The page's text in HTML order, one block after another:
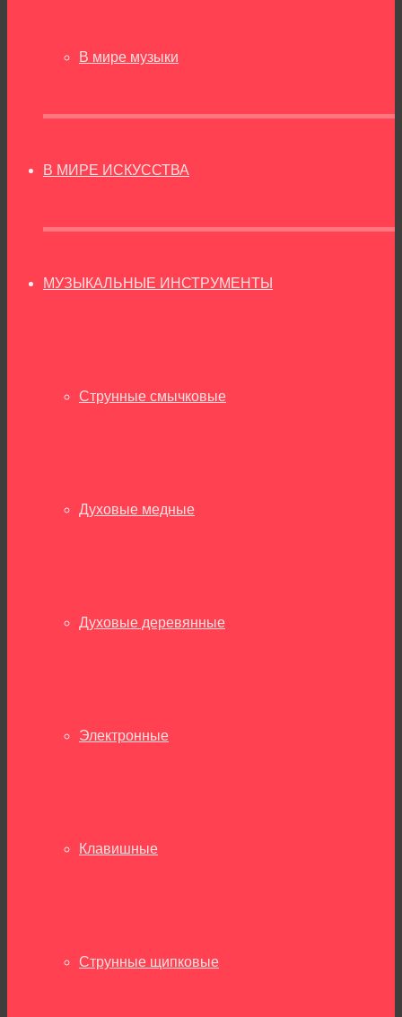
В мире музыки
В МИРЕ ИСКУССТВА
МУЗЫКАЛЬНЫЕ ИНСТРУМЕНТЫ
Струнные смычковые
Духовые медные
Духовые деревянные
Электронные
Клавишные
Струнные щипковые